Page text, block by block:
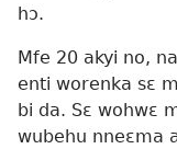
hɔ.
Mfe 20 akyi no,
enti worenka sɛ
bi da. Sɛ wohwɛ
wubehu nneɛma